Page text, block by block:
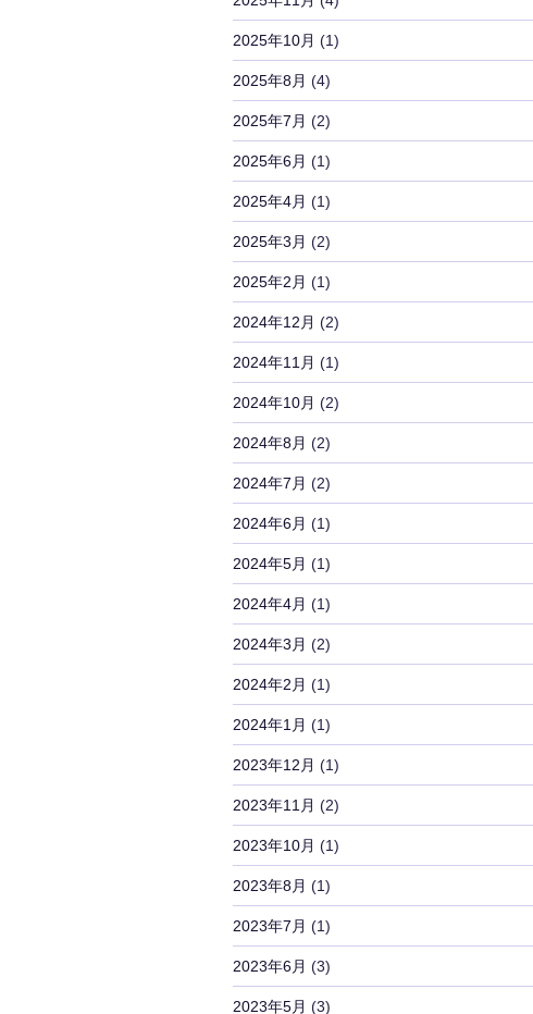
2025年10月 (1)
2025年8月 (4)
2025年7月 (2)
2025年6月 (1)
2025年4月 (1)
2025年3月 (2)
2025年2月 (1)
2024年12月 (2)
2024年11月 (1)
2024年10月 (2)
2024年8月 (2)
2024年7月 (2)
2024年6月 (1)
2024年5月 (1)
2024年4月 (1)
2024年3月 (2)
2024年2月 (1)
2024年1月 (1)
2023年12月 (1)
2023年11月 (2)
2023年10月 (1)
2023年8月 (1)
2023年7月 (1)
2023年6月 (3)
2023年5月 (3)